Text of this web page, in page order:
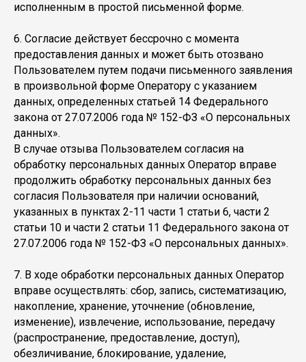
исполненным в простой письменной форме.
6. Согласие действует бессрочно с момента
предоставления данных и может быть отозвано
Пользователем путем подачи письменного заявления
в произвольной форме Оператору с указанием
данных, определенных статьей 14 Федерального
закона от 27.07.2006 года № 152-ФЗ «О персональных
данных».
В случае отзыва Пользователем согласия на
обработку персональных данных Оператор вправе
продолжить обработку персональных данных без
согласия Пользователя при наличии оснований,
указанных в пунктах 2-11 части 1 статьи 6, части 2
статьи 10 и части 2 статьи 11 Федерального закона от
27.07.2006 года № 152-ФЗ «О персональных данных».
7. В ходе обработки персональных данных Оператор
вправе осуществлять: сбор, запись, систематизацию,
накопление, хранение, уточнение (обновление,
изменение), извлечение, использование, передачу
(распространение, предоставление, доступ),
обезличивание, блокирование, удаление,